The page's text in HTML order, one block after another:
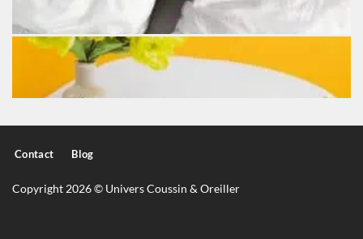
Contact Blog
Copyright 2026 © Univers Coussin & Oreiller